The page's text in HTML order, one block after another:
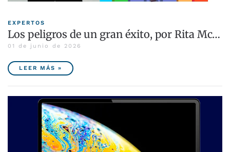
EXPERTOS
Los peligros de un gran éxito, por Rita Mc…
01 de junio de 2026
LEER MÁS »